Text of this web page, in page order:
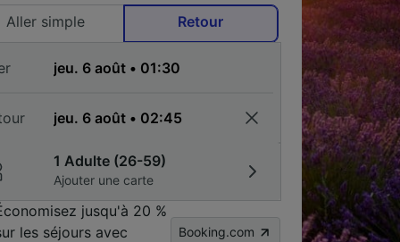
Aller simple
Retour
1 Adulte (26-59)
Ajouter une carte
jusqu'à 20 %
les séjours avec
Booking.com